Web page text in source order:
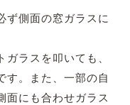
ず側面の窓ガラスに
ラスを叩いても、
す。また、一部の自
面にも合わせガラス